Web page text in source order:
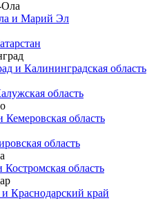
и Марий Эл
и Калининградская область
область
Кемеровская область
область
Костромская область
Краснодарский край